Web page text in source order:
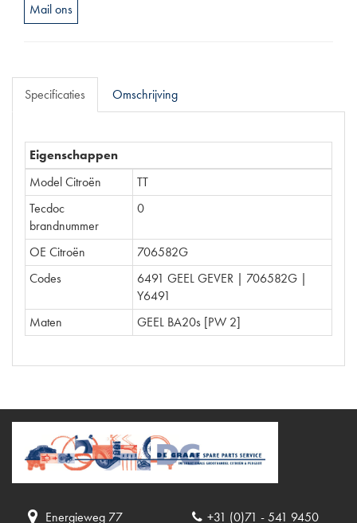
Mail ons
Specificaties Omschrijving
Eigenschappen
Model Citroën
TT
Tecdoc
brandnummer
0
OE Citroën
706582G
Codes
6491 GEEL GEVER | 706582G |
Y6491
Maten
GEEL BA20s [PW 2]
Energieweg 77 +31 (0)71 - 541 9450